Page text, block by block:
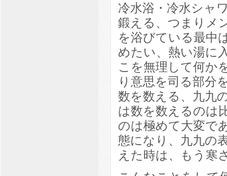
冷水浴・冷水シャ
鍛える、つまりメ
を浴びている最中
めたい、熱い湯に
こを無理して何か
り意思を司る部分
数を数える、九九
は数を数えるのは
のは極めて大変で
態になり、九九の
えた時は、もう寒